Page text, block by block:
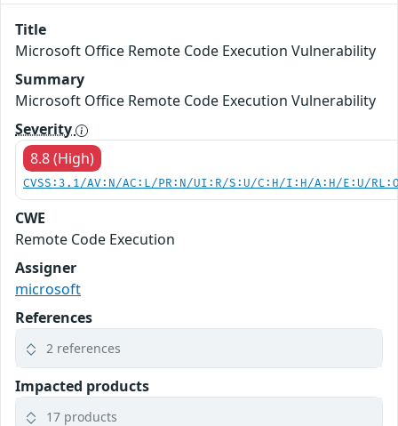
Title
Microsoft Office Remote Code Execution Vulnerability
Summary
Microsoft Office Remote Code Execution Vulnerability
Severity
8.8 (High)
CVSS:3.1/AV:N/AC:L/PR:N/UI:R/S:U/C:H/I:H/A:H/E:U/
CWE
Remote Code Execution
Assigner
microsoft
References
2 references
Impacted products
17 products